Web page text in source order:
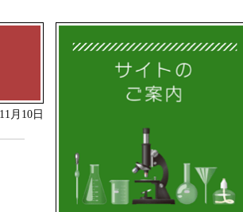
月10日